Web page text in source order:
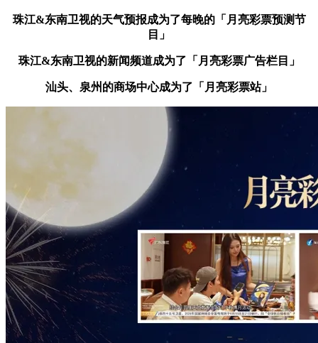
珠江&东南卫视的天气预报成为了每晚的「月亮彩票预测节
目」
珠江&东南卫视的新闻频道成为了「月亮彩票广告栏目」
汕头、泉州的商场中心成为了「月亮彩票站」